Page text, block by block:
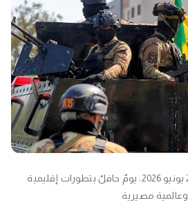
أبرز أخبار اليوم: الثلاثاء 2 يونيو 2026: يومٌ حافلٌ بتطورات إقليمية
وعالمية مصيرية